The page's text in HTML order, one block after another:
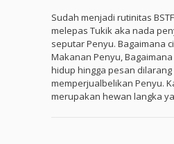
Sudah menjadi rutinitas
melepas Tukik aka nada
seputar Penyu. Bagaimana
Makanan Penyu,
hidup hingga pesan
memperjualbelikan Penyu.
merupakan hewan langka